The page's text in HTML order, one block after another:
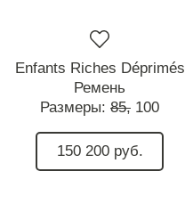
Enfants Riches Déprimés
Ремень
Размеры: 85, 100
150 200 руб.